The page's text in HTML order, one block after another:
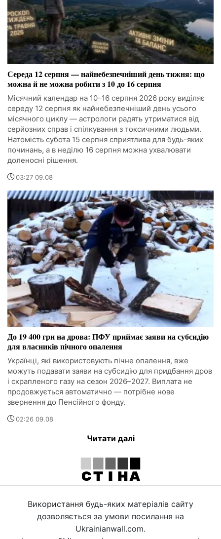
Середа 12 серпня — найнебезпечніший день тижня: що
можна й не можна робити з 10 до 16 серпня
Місячний календар на 10–16 серпня 2026 року виділяє
середу 12 серпня як найнебезпечніший день усього
місячного циклу — астрологи радять утриматися від
серйозних справ і спілкування з токсичними людьми.
Натомість субота 15 серпня сприятлива для будь-яких
починань, а в неділю 16 серпня можна ухвалювати
доленосні рішення.
03:27 09.08
До 19 400 грн на дрова: ПФУ приймає заяви на субсидію
для власників пічного опалення
Українці, які використовують пічне опалення, вже
можуть подавати заяви на субсидію для придбання дров
і скрапленого газу на сезон 2026–2027. Виплата не
продовжується автоматично — потрібне нове
звернення до Пенсійного фонду.
02:26 09.08
Читати далі
Використання будь-яких матеріалів сайту
дозволяється за умови посилання на
Ukrainianwall.com.